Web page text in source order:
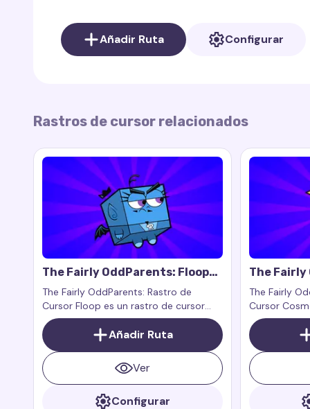
Su vida está llena de giros cómicos y lecciones,
espectadores de todas las edades.
está oficialmente afiliado a los creadores de la
Añadir Ruta Configurar
Rastros de cursor relacionados
The Fairly OddParents: Floop
Cursor Trail
The Fairly OddParents: Rastro de
Cursor Floop es un rastro de cursor
para el ratón que añade un estilo
juguetón y fantástico a tu navegador.
Añadir Ruta
Ver
Configurar
The Fairly
Cursor
The Fairly
Cursor
para el
y diversión a
extensiones
Cursor
diseñado